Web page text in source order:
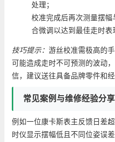
处理；
校准完成后再次测量摆
合微调以达到最佳走时表
技巧提示： 游丝校准需极高的
可能造成走时不可预测的波动
信，建议送往具备品牌零件和
常见案例与维修经验分享
例如一位康卡斯表主反馈日差
时仪显示摆幅低且不同位姿误